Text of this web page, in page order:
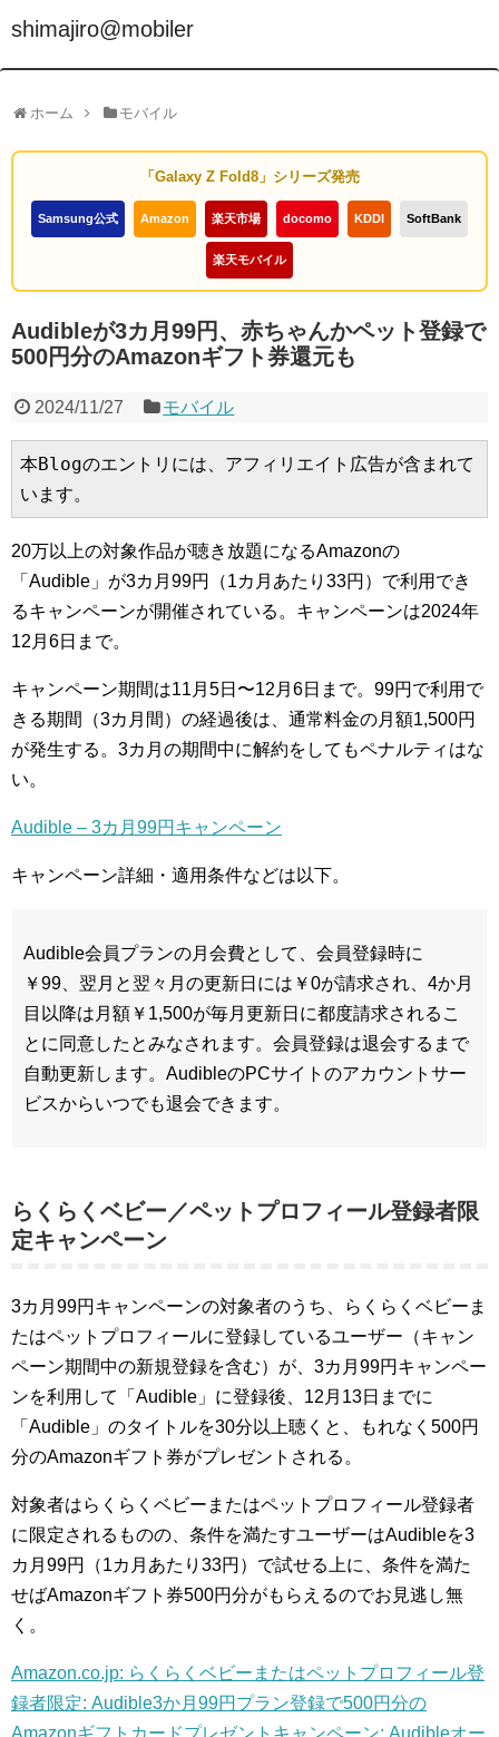
shimajiro@mobiler
ホーム モバイル
「Galaxy Z Fold8」シリーズ発売
Samsung公式 Amazon 楽天市場 docomo KDDI SoftBank
楽天モバイル
Audibleが3カ月99円、赤ちゃんかペット登録で
500円分のAmazonギフト券還元も
2024/11/27 モバイル
本Blogのエントリには、アフィリエイト広告が含まれて
います。
20万以上の対象作品が聴き放題になるAmazonの
「Audible」が3カ月99円（1カ月あたり33円）で利用でき
るキャンペーンが開催されている。キャンペーンは2024年
12月6日まで。
キャンペーン期間は11月5日〜12月6日まで。99円で利用で
きる期間（3カ月間）の経過後は、通常料金の月額1,500円
が発生する。3カ月の期間中に解約をしてもペナルティはな
い。
Audible – 3カ月99円キャンペーン
キャンペーン詳細・適用条件などは以下。
Audible会員プランの月会費として、会員登録時に
￥99、翌月と翌々月の更新日には￥0が請求され、4か月
目以降は月額￥1,500が毎月更新日に都度請求されるこ
とに同意したとみなされます。会員登録は退会するまで
自動更新します。AudibleのPCサイトのアカウントサー
ビスからいつでも退会できます。
らくらくベビー／ペットプロフィール登録者限
定キャンペーン
3カ月99円キャンペーンの対象者のうち、らくらくベビーま
たはペットプロフィールに登録しているユーザー（キャン
ペーン期間中の新規登録を含む）が、3カ月99円キャンペー
ンを利用して「Audible」に登録後、12月13日までに
「Audible」のタイトルを30分以上聴くと、もれなく500円
分のAmazonギフト券がプレゼントされる。
対象者はらくらくベビーまたはペットプロフィール登録者
に限定されるものの、条件を満たすユーザーはAudibleを3
カ月99円（1カ月あたり33円）で試せる上に、条件を満た
せばAmazonギフト券500円分がもらえるのでお見逃し無
く。
Amazon.co.jp: らくらくベビーまたはペットプロフィール登
録者限定: Audible3か月99円プラン登録で500円分の
Amazonギフトカードプレゼントキャンペーン: Audibleオー